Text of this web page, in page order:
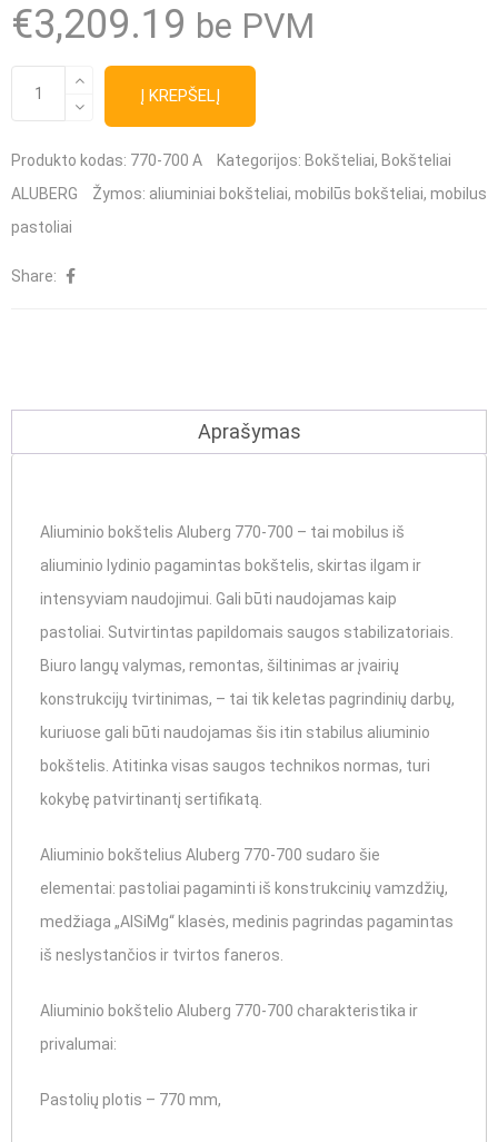
€3,209.19 be PVM
700
Į KREPŠELĮ
Produkto kodas: 770-700 A Kategorijos: Bokšteliai, Bokšteliai
ALUBERG
Žymos: aliuminiai bokšteliai, mobilūs bokšteliai, mobilus
pastoliai
Share:
Aprašymas
Aliuminio bokštelis Aluberg 770-700 – tai mobilus iš
aliuminio lydinio pagamintas bokštelis, skirtas ilgam ir
intensyviam naudojimui. Gali būti naudojamas kaip
pastoliai. Sutvirtintas papildomais saugos stabilizatoriais.
Biuro langų valymas, remontas, šiltinimas ar įvairių
konstrukcijų tvirtinimas, – tai tik keletas pagrindinių darbų,
kuriuose gali būti naudojamas šis itin stabilus aliuminio
bokštelis. Atitinka visas saugos technikos normas, turi
kokybę patvirtinantį sertifikatą.
Aliuminio bokštelius Aluberg 770-700 sudaro šie
elementai: pastoliai pagaminti iš konstrukcinių vamzdžių,
medžiaga „AlSiMg“ klasės, medinis pagrindas pagamintas
iš neslystančios ir tvirtos faneros.
Aliuminio bokštelio Aluberg 770-700 charakteristika ir
privalumai:
Pastolių plotis – 770 mm,